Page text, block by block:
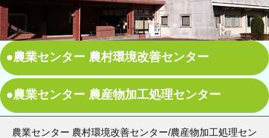
●農業センター 農村環境改善センター
●農業センター 農産物加工処理センター
農業センター 農村環境改善センター/農産物加工処理セン